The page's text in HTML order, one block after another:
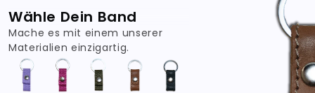
Wähle Dein Band
Mache es mit einem unserer
Materialien einzigartig.